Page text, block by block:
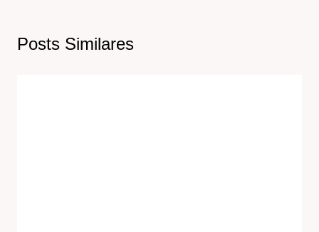
Posts Similares